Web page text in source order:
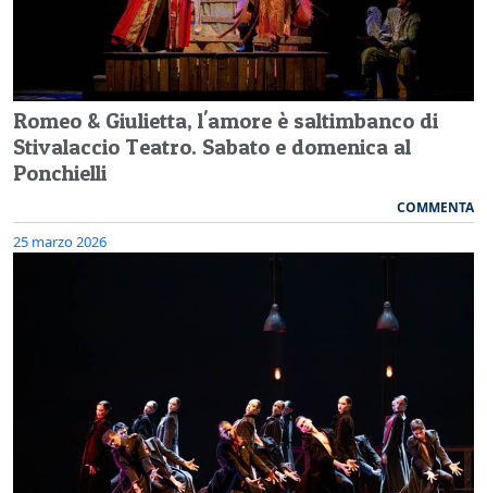
Romeo & Giulietta, l'amore è saltimbanco di
Stivalaccio Teatro. Sabato e domenica al
Ponchielli
COMMENTA
25 marzo 2026